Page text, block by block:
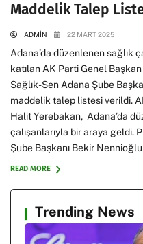
Maddelik Talep
ADMIN 22 MART 2025
Adana’da düzenlenen sağlık
katılan AK Parti Genel Başkan
Sağlık-Sen Adana Şube
maddelik talep listesi verildi.
Halit Yerebakan, Adana’da
çalışanlarıyla bir araya geldi.
Şube Başkanı Bekir
READ MORE
Trending News